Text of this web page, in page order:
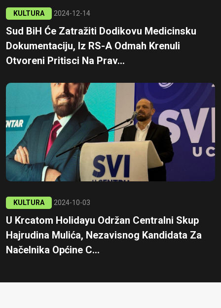
KULTURA 2024-12-14
Sud BiH Će Zatražiti Dodikovu Medicinsku
Dokumentaciju, Iz RS-A Odmah Krenuli
Otvoreni Pritisci Na Prav...
KULTURA 2024-10-03
U Krcatom Holidayu Održan Centralni Skup
Hajrudina Mulića, Nezavisnog Kandidata Za
Načelnika Općine C...